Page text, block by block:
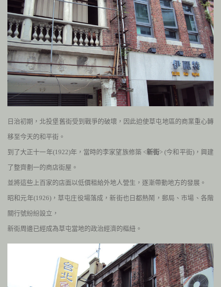
日治初期，北投堡舊街受到戰爭的破壞，因此迫使草屯地區的商業重心轉
移至今天的和平街。
到了大正十一年(1922)年，當時的李家望族修築 <新街> (今和平街)，興建
了整齊劃一的商店街屋。
並將這些上百家的店面以低價租給外地人營生，逐漸帶動地方的發展。
昭和元年(1926)，草屯庄役場落成，新街也日都熱鬧，郵局、市場、各階
關行號紛紛設立，
新街周邊已經成為草屯當地的政治經濟的樞紐。